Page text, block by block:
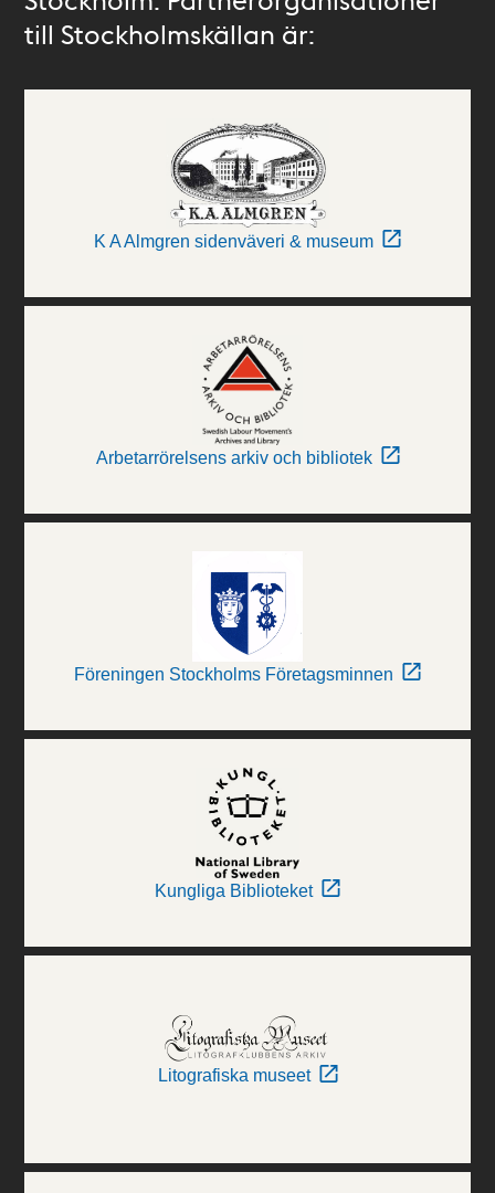
till Stockholmskällan är:
K A Almgren sidenväveri & museum
Arbetarrörelsens arkiv och bibliotek
Föreningen Stockholms Företagsminnen
Kungliga Biblioteket
Litografiska museet